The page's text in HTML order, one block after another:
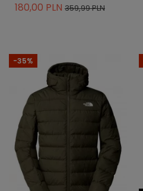
180,00 PLN 359,99 PLN
-35%